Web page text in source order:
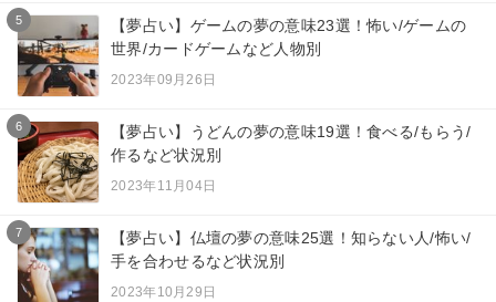
5
【夢占い】ゲームの夢の意味23選！怖い/ゲームの
世界/カードゲームなど人物別
2023年09月26日
6
【夢占い】うどんの夢の意味19選！食べる/もらう/
作るなど状況別
2023年11月04日
7
【夢占い】仏壇の夢の意味25選！知らない人/怖い/
手を合わせるなど状況別
2023年10月29日